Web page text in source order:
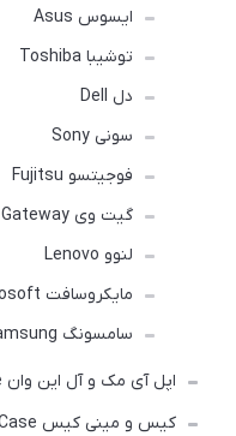
ایسوس Asus
توشیبا Toshiba
دل Dell
سونی Sony
فوجیتسو Fujitsu
گیت وی Gateway
لنوو Lenovo
مایکروسافت Microsoft
سامسونگ Samsung
اپل آی مک و آل این وان Apple iMac and All in one
کیس و مینی کیس Mini Case